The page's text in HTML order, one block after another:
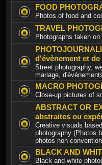
FOOD
Photos of food and
TRAVEL
Photographs taken
d'évènement et
Street photography,
mariage,
MACRO
Close-up pictures of
ABSTRACT OR
abstraites ou
Creative visuals
photography (Photos
photos non
BLACK AND
Black and white